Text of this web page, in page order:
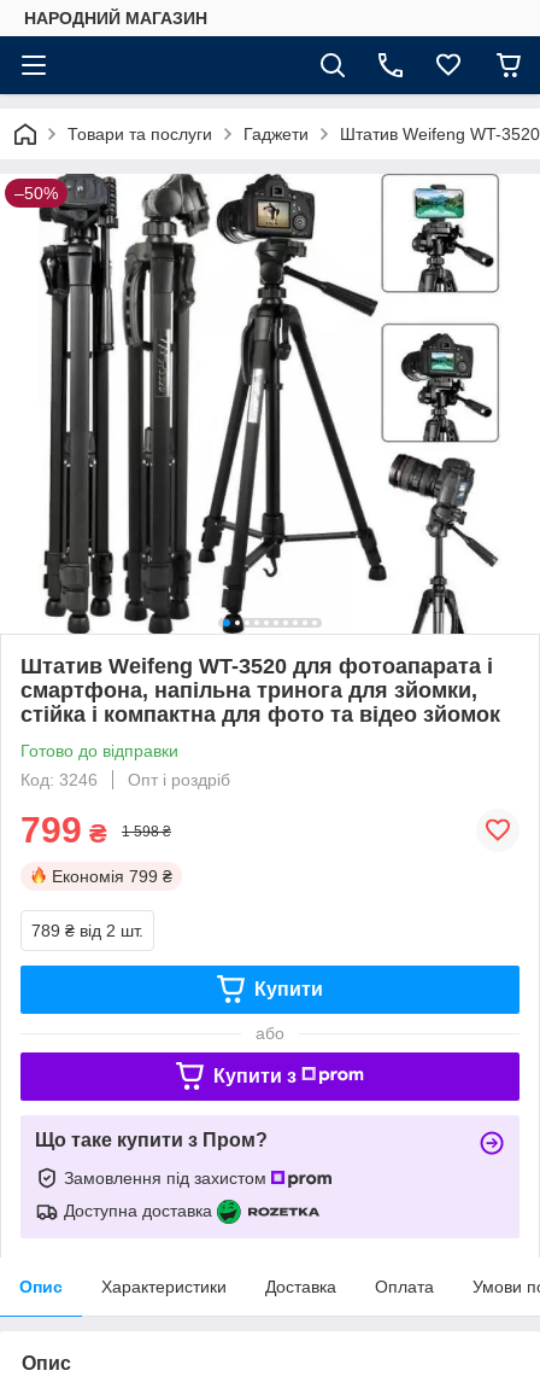
НАРОДНИЙ МАГАЗИН
Товари та послуги Гаджети Штатив Weifeng WT-
–50%
Штатив Weifeng WT-3520 для фотоапарата і
смартфона, напільна тринога для зйомки,
стійка і компактна для фото та відео зйомок
Готово до відправки
Код: 3246
Опт і роздріб
799 ₴ 1 598 ₴
Економія 799 ₴
789 ₴ від 2 шт.
Купити
або
Купити з
Що таке купити з Пром?
Замовлення під захистом
Доступна доставка
Опис Характеристики Доставка Оплата Умови
Опис